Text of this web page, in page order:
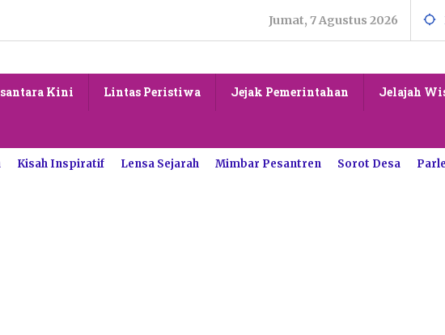
Jumat, 7 Agustus 2026
Kini Lintas Peristiwa Jejak Pemerintahan Jelajah
Kisah Inspiratif Lensa Sejarah Mimbar Pesantren Sorot Desa